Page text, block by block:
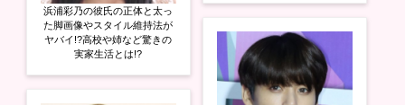
浜浦彩乃の彼氏の正体と太っ
た脚画像やスタイル維持法が
ヤバイ!?高校や姉など驚きの
実家生活とは!?